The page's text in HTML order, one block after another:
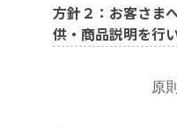
方針２：お客さま
供・商品説明を行い
原